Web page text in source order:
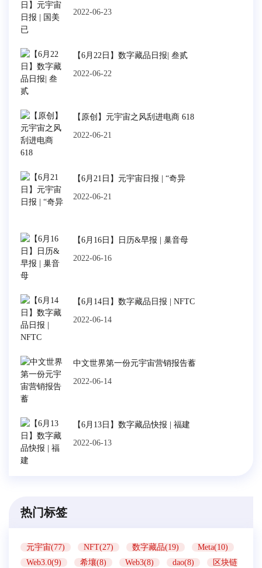
2022-06-23
【6月22日】数字藏品日报| 叁贰
2022-06-22
【原创】元宇宙之风刮进电商 618
2022-06-21
【6月21日】元宇宙日报 | “奇异
2022-06-21
【6月16日】日历&早报 | 巢音母
2022-06-16
【6月14日】数字藏品日报 | NFTC
2022-06-14
中文世界第一份元宇宙营销报告蓄
2022-06-14
【6月13日】数字藏品快报 | 福建
2022-06-13
热门标签
元宇宙(77) NFT(27) 数字藏品(19)
Meta(10)
Web3.0(9)
希壤(8) Web3(8) dao(8)
区块链